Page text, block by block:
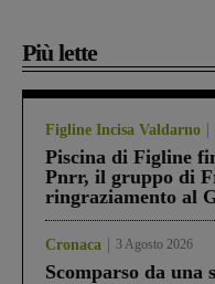
Più lette
Figline Incisa Valdarno
Piscina di Figline
Pnrr, il gruppo di
ringraziamento al
Cronaca 3 Agosto 2026
Scomparso da